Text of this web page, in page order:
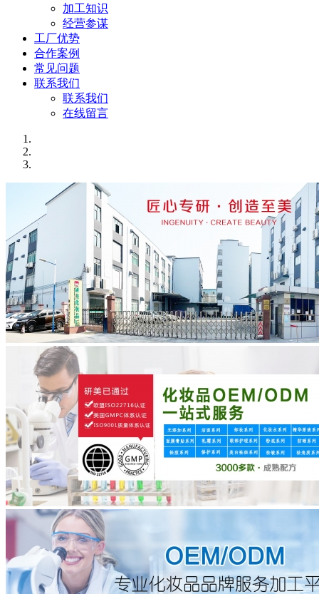
加工知识
经营参谋
工厂优势
合作案例
常见问题
联系我们
联系我们
在线留言